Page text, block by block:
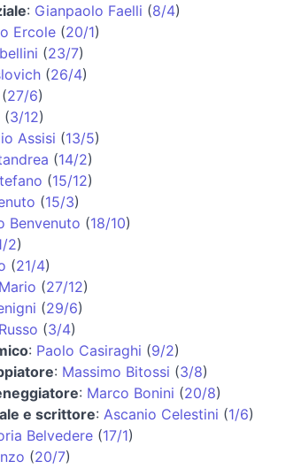
: Gianpaolo Faelli (8/4)
Ercole (20/1)
(23/7)
(26/4)
(27/6)
(3/12)
Assisi (13/5)
(14/2)
(15/12)
(15/3)
Benvenuto (18/10)
2)
(21/4)
(27/12)
(29/6)
(3/4)
: Paolo Casiraghi (9/2)
: Massimo Bitossi (3/8)
: Marco Bonini (20/8)
e scrittore: Ascanio Celestini (1/6)
Belvedere (17/1)
(20/7)